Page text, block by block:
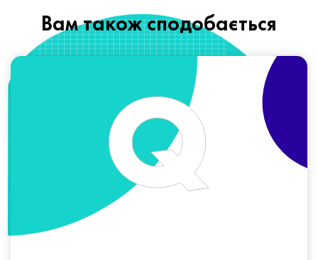
Вам також сподобається